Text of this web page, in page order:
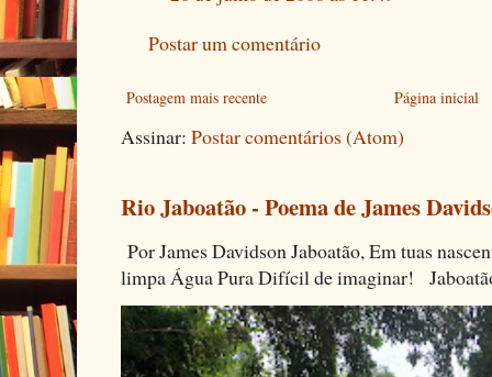
Postar um comentário
Postagem mais recente Página inicial
Assinar: Postar comentários (Atom)
Rio Jaboatão - Poema de James
Por James Davidson Jaboatão, Em tuas
limpa Água Pura Difícil de imaginar!